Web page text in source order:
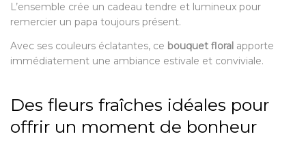
L’ensemble crée un cadeau tendre et lumineux pour
remercier un papa toujours présent.
Avec ses couleurs éclatantes, ce bouquet floral apporte
immédiatement une ambiance estivale et conviviale.
Des fleurs fraîches idéales pour
offrir un moment de bonheur